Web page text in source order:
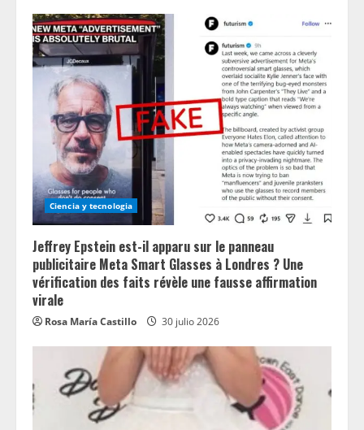
Ciencia y tecnologia
Jeffrey Epstein est-il apparu sur le panneau
publicitaire Meta Smart Glasses à Londres ? Une
vérification des faits révèle une fausse affirmation
virale
Rosa María Castillo 30 julio 2026